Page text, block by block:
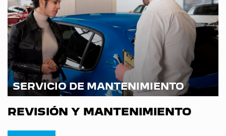
SERVICIO DE MANTENIMIENTO
REVISIÓN Y MANTENIMIENTO